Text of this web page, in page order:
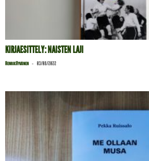
KIRJAESITTELY: NAISTEN LAJI
Henrik Hyvönen - 03/08/2022